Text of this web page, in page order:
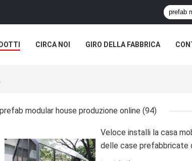
CIRCA NOI GIRO DELLA FABBRICA
prefab modular house produzione online (94)
Veloce installi la casa
delle case